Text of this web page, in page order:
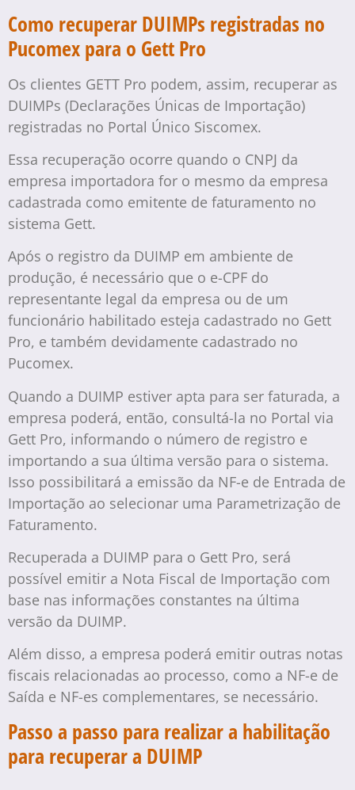
Como recuperar DUIMPs registradas no
Pucomex para o Gett Pro
Os clientes GETT Pro podem, assim, recuperar as
DUIMPs (Declarações Únicas de Importação)
registradas no Portal Único Siscomex.
Essa recuperação ocorre quando o CNPJ da
empresa importadora for o mesmo da empresa
cadastrada como emitente de faturamento no
sistema Gett.
Após o registro da DUIMP em ambiente de
produção, é necessário que o e-CPF do
representante legal da empresa ou de um
funcionário habilitado esteja cadastrado no Gett
Pro, e também devidamente cadastrado no
Pucomex.
Quando a DUIMP estiver apta para ser faturada, a
empresa poderá, então, consultá-la no Portal via
Gett Pro, informando o número de registro e
importando a sua última versão para o sistema.
Isso possibilitará a emissão da NF-e de Entrada de
Importação ao selecionar uma Parametrização de
Faturamento.
Recuperada a DUIMP para o Gett Pro, será
possível emitir a Nota Fiscal de Importação com
base nas informações constantes na última
versão da DUIMP.
Além disso, a empresa poderá emitir outras notas
fiscais relacionadas ao processo, como a NF-e de
Saída e NF-es complementares, se necessário.
Passo a passo para realizar a habilitação
para recuperar a DUIMP